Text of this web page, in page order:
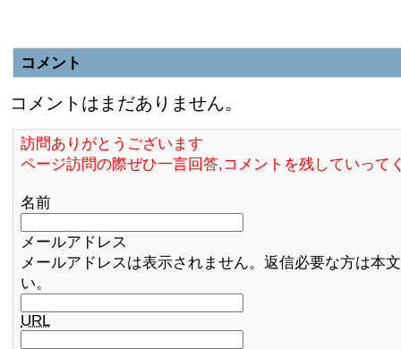
コメント
コメントはまだありません。
訪問ありがとうございます
ページ訪問の際ぜひ一言回答,コメントを残していって
名前
メールアドレス
メールアドレスは表示されません。返信必要な方は本
い。
URL